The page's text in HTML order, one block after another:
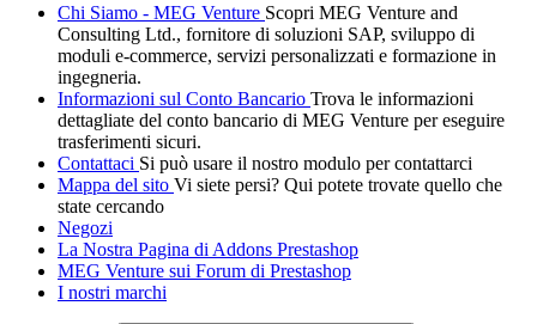
Chi Siamo - MEG Venture Scopri MEG Venture and
Consulting Ltd., fornitore di soluzioni SAP, sviluppo di
moduli e-commerce, servizi personalizzati e formazione in
ingegneria.
Informazioni sul Conto Bancario Trova le informazioni
dettagliate del conto bancario di MEG Venture per eseguire
trasferimenti sicuri.
Contattaci Si può usare il nostro modulo per contattarci
Mappa del sito Vi siete persi? Qui potete trovate quello che
state cercando
Negozi
La Nostra Pagina di Addons Prestashop
MEG Venture sui Forum di Prestashop
I nostri marchi